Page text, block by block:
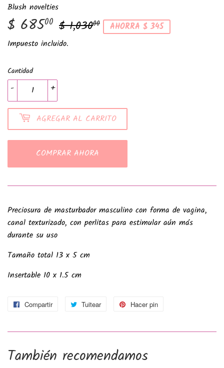
Blush novelties
$ 68500 $ 1,03000 Precio
$
Precio
$ AHORRA $ 345
Impuesto incluido.
Cantidad
+
-
AGREGAR AL CARRITO
COMPRAR AHORA
Preciosura de masturbador masculino con forma de vagina,
canal texturizado, con perlitas para estimular aún más
durante su uso
Tamaño total 13 x 5 cm
Insertable 10 x 1.5 cm
Compartir
Compartir
Facebook
Tuitear
Tuitear
Twitter
Hacer pin
Pinterest
También recomendamos